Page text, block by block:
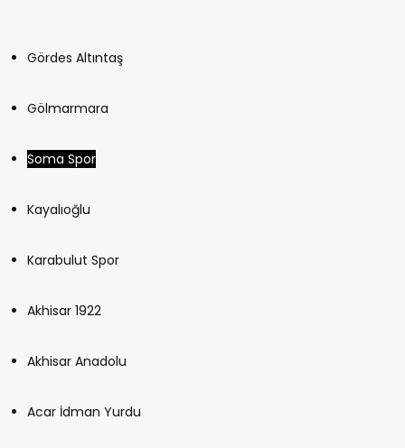
Gördes Altıntaş
Gölmarmara
Soma Spor
Kayalıoğlu
Karabulut Spor
Akhisar 1922
Akhisar Anadolu
Acar İdman Yurdu